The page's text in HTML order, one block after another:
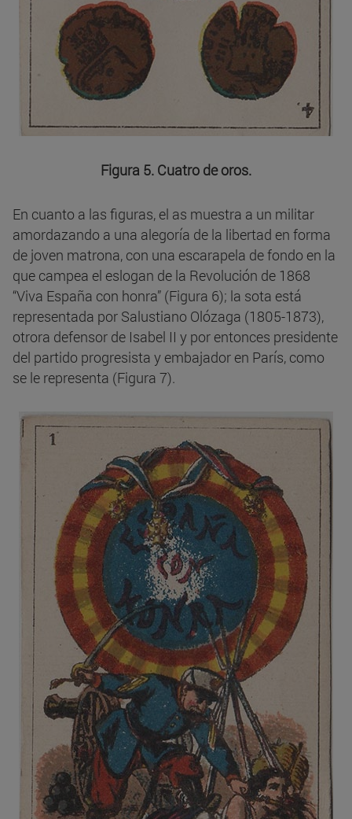
Figura 5. Cuatro de oros.
En cuanto a las figuras, el as muestra a un militar
amordazando a una alegoría de la libertad en forma
de joven matrona, con una escarapela de fondo en la
que campea el eslogan de la Revolución de 1868
“Viva España con honra” (Figura 6); la sota está
representada por Salustiano Olózaga (1805-1873),
otrora defensor de Isabel II y por entonces presidente
del partido progresista y embajador en París, como
se le representa (Figura 7).